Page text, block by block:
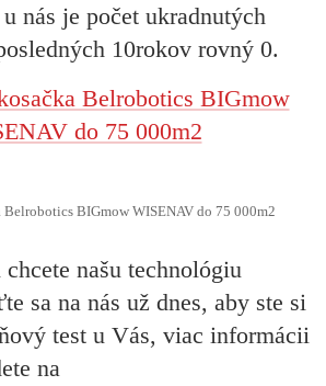
nás je počet ukradnutých
10rokov rovný 0.
BIGmow WISENAV do 75 000m2
našu technológiu
sa na nás už dnes, aby ste si
test u Vás, viac informácii
na